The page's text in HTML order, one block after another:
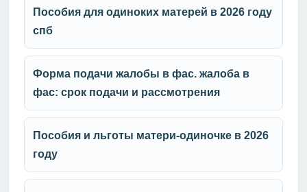
Пособия для одиноких матерей в 2026 году
спб
Форма подачи жалобы в фас. жалоба в
фас: срок подачи и рассмотрения
Пособия и льготы матери-одиночке в 2026
году